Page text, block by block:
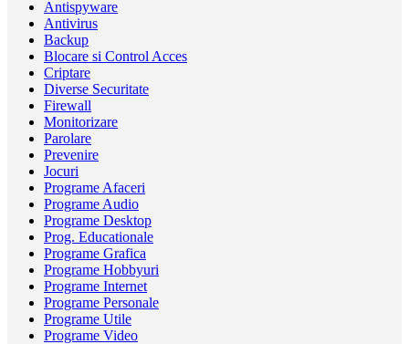
Antispyware
Antivirus
Backup
Blocare si Control Acces
Criptare
Diverse Securitate
Firewall
Monitorizare
Parolare
Prevenire
Jocuri
Programe Afaceri
Programe Audio
Programe Desktop
Prog. Educationale
Programe Grafica
Programe Hobbyuri
Programe Internet
Programe Personale
Programe Utile
Programe Video